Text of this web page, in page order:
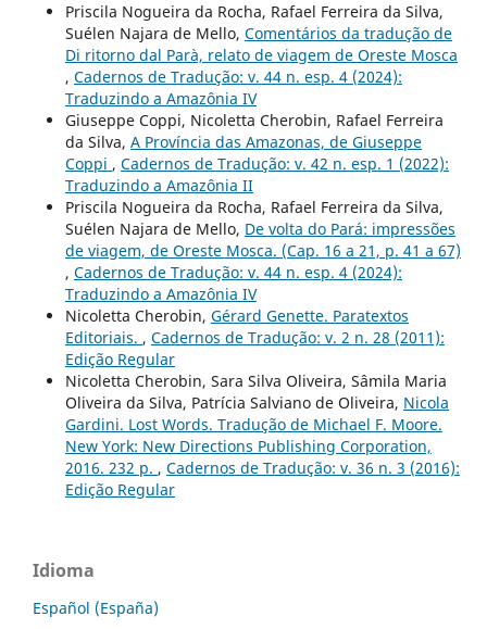
Priscila Nogueira da Rocha, Rafael Ferreira da Silva,
Suélen Najara de Mello, Comentários da tradução de
Di ritorno dal Parà, relato de viagem de Oreste Mosca
, Cadernos de Tradução: v. 44 n. esp. 4 (2024):
Traduzindo a Amazônia IV
Giuseppe Coppi, Nicoletta Cherobin, Rafael Ferreira
da Silva, A Província das Amazonas, de Giuseppe
Coppi , Cadernos de Tradução: v. 42 n. esp. 1 (2022):
Traduzindo a Amazônia II
Priscila Nogueira da Rocha, Rafael Ferreira da Silva,
Suélen Najara de Mello, De volta do Pará: impressões
de viagem, de Oreste Mosca. (Cap. 16 a 21, p. 41 a 67)
, Cadernos de Tradução: v. 44 n. esp. 4 (2024):
Traduzindo a Amazônia IV
Nicoletta Cherobin, Gérard Genette. Paratextos
Editoriais. , Cadernos de Tradução: v. 2 n. 28 (2011):
Edição Regular
Nicoletta Cherobin, Sara Silva Oliveira, Sâmila Maria
Oliveira da Silva, Patrícia Salviano de Oliveira, Nicola
Gardini. Lost Words. Tradução de Michael F. Moore.
New York: New Directions Publishing Corporation,
2016. 232 p. , Cadernos de Tradução: v. 36 n. 3 (2016):
Edição Regular
Idioma
Español (España)